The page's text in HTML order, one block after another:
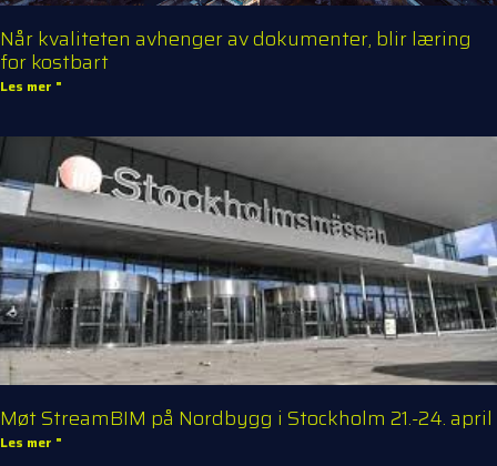
Når kvaliteten avhenger av dokumenter, blir læring
for kostbart
Les mer "
Møt StreamBIM på Nordbygg i Stockholm 21.-24. april
Les mer "